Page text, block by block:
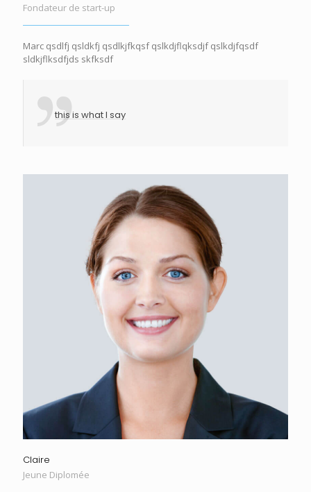
Fondateur de start-up
Marc qsdlfj qsldkfj qsdlkjfkqsf qslkdjflqksdjf qslkdjfqsdf
sldkjflksdfjds skfksdf
this is what I say
Claire
Jeune Diplomée